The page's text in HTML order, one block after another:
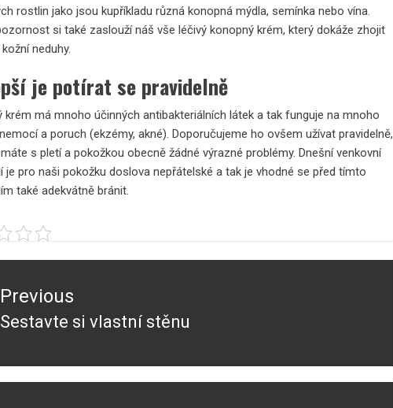
rostlin jako jsou kupříkladu různá konopná mýdla, semínka nebo vína.
si také zaslouží náš vše léčivý konopný krém, který dokáže zhojit
neduhy.
je potírat se pravidelně
krém má mnoho účinných antibakteriálních látek a tak funguje na mnoho
a poruch (ekzémy, akné). Doporučujeme ho ovšem užívat pravidelně,
s pletí a pokožkou obecně žádné výrazné problémy. Dnešní venkovní
je pro naši pokožku doslova nepřátelské a tak je vhodné se před tímto
také adekvátně bránit.
Previous
Previous
Sestavte si vlastní stěnu